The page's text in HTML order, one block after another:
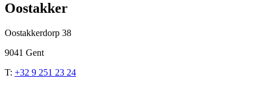
Oostakker
Oostakkerdorp 38
9041 Gent
T: +32 9 251 23 24